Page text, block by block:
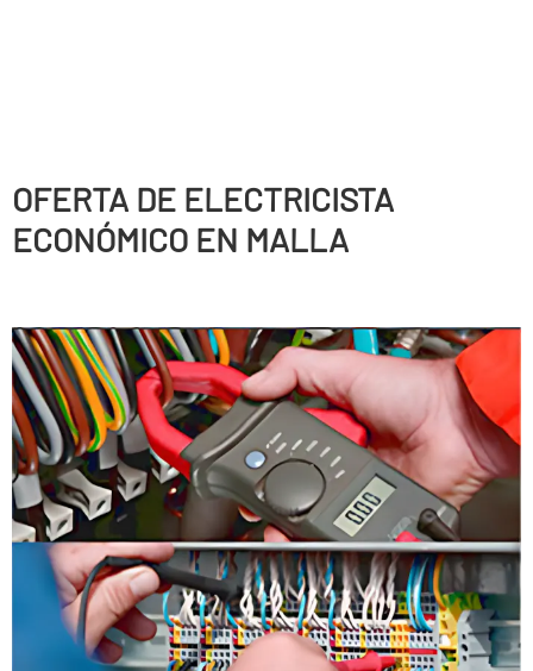
OFERTA DE ELECTRICISTA
ECONÓMICO EN MALLA